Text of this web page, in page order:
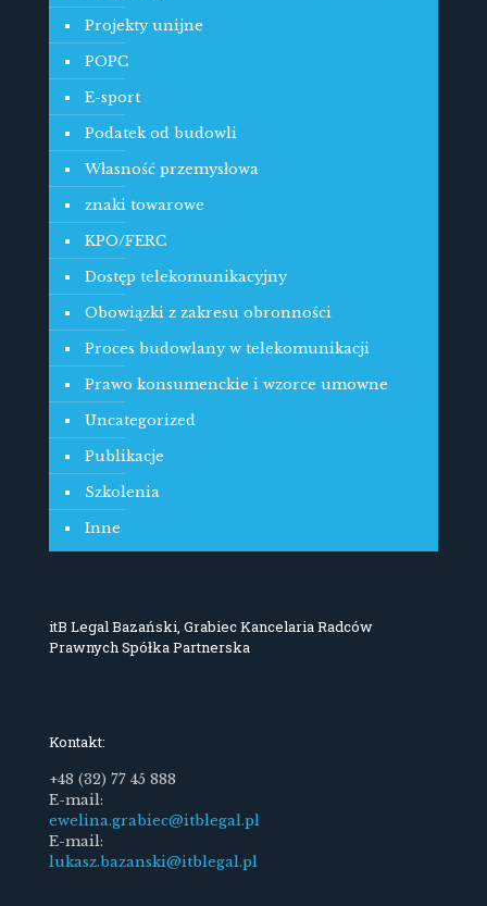
Projekty unijne
POPC
E-sport
Podatek od budowli
Własność przemysłowa
znaki towarowe
KPO/FERC
Dostęp telekomunikacyjny
Obowiązki z zakresu obronności
Proces budowlany w telekomunikacji
Prawo konsumenckie i wzorce umowne
Uncategorized
Publikacje
Szkolenia
Inne
itB Legal Bazański, Grabiec Kancelaria Radców
Prawnych Spółka Partnerska
Kontakt:
+48 (32) 77 45 888
E-mail:
ewelina.grabiec@itblegal.pl
E-mail:
lukasz.bazanski@itblegal.pl